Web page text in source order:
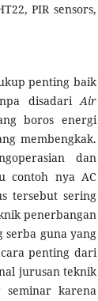
PIR sensors,
penting baik
disadariAir
boros energi
membengkak.
dan
contoh nya AC
tersebut sering
penerbangan
serba guna yang
penting dari
jurusan teknik
karena